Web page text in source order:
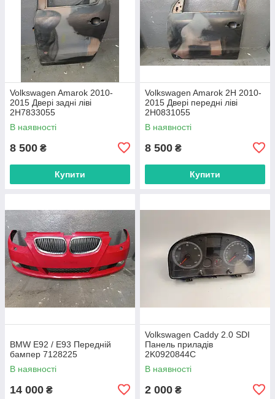
Volkswagen Amarok 2010-
2015 Двері задні ліві
2H7833055
В наявності
8 500 ₴
Купити
Volkswagen Amarok 2H 2010-
2015 Двері передні ліві
2H0831055
В наявності
8 500 ₴
Купити
BMW E92 / E93 Передній
бампер 7128225
В наявності
14 000 ₴
Volkswagen Caddy 2.0 SDI
Панель приладів
2K0920844C
В наявності
2 000 ₴